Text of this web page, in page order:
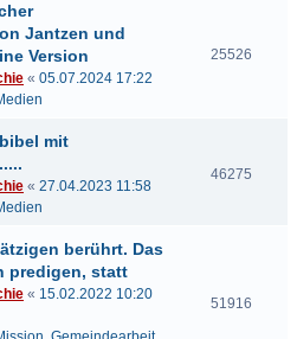
Jantzen und
Version
« 05.07.2024 17:22
25526
mit
« 27.04.2023 11:58
46275
berührt. Das
predigen, statt
« 15.02.2022 10:20
51916